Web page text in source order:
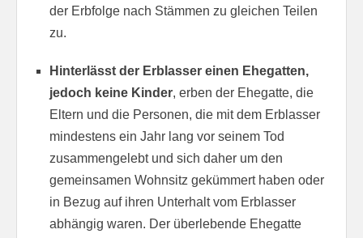
der Erbfolge nach Stämmen zu gleichen Teilen
zu.
Hinterlässt der Erblasser einen Ehegatten,
jedoch keine Kinder, erben der Ehegatte, die
Eltern und die Personen, die mit dem Erblasser
mindestens ein Jahr lang vor seinem Tod
zusammengelebt und sich daher um den
gemeinsamen Wohnsitz gekümmert haben oder
in Bezug auf ihren Unterhalt vom Erblasser
abhängig waren. Der überlebende Ehegatte